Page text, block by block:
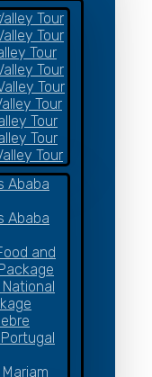
Tour
Tour
Tour
Tour
Tour
Tour
Tour
Tour
Tour
Ababa
Ababa
and